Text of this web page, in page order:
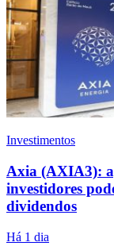
Investimentos
Axia (AXIA3):
investidores
dividendos
Há 1 dia